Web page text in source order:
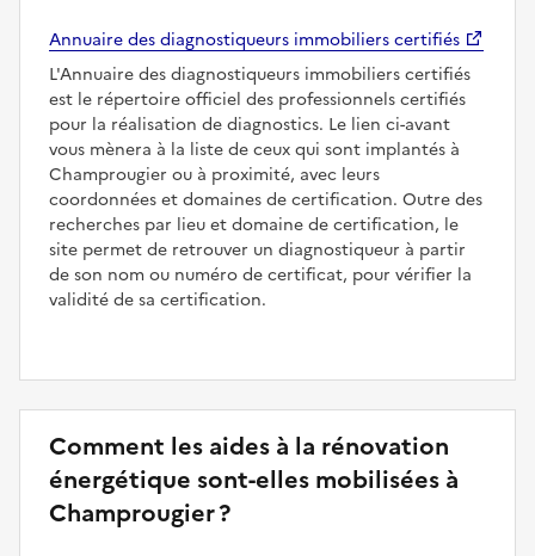
Annuaire des diagnostiqueurs immobiliers certifiés
L'Annuaire des diagnostiqueurs immobiliers certifiés
est le répertoire officiel des professionnels certifiés
pour la réalisation de diagnostics. Le lien ci-avant
vous mènera à la liste de ceux qui sont implantés à
Champrougier ou à proximité, avec leurs
coordonnées et domaines de certification. Outre des
recherches par lieu et domaine de certification, le
site permet de retrouver un diagnostiqueur à partir
de son nom ou numéro de certificat, pour vérifier la
validité de sa certification.
Comment les aides à la rénovation
énergétique sont-elles mobilisées à
Champrougier ?